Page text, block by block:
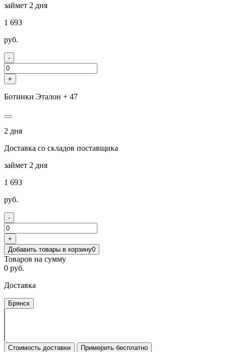
займет 2 дня
1 693
руб.
-
+
Ботинки Эталон + 47
2 дня
Доставка со складов поставщика
займет 2 дня
1 693
руб.
-
+
Добавить товары в корзину0
Товаров на сумму
0 руб.
Доставка
Брянск
Стоимость доставки Примерить бесплатно